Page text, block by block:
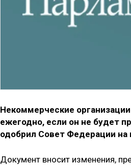
Некоммерческие
ежегодно, если он не будет
одобрил Совет Федерации на
Документ вносит изменения,